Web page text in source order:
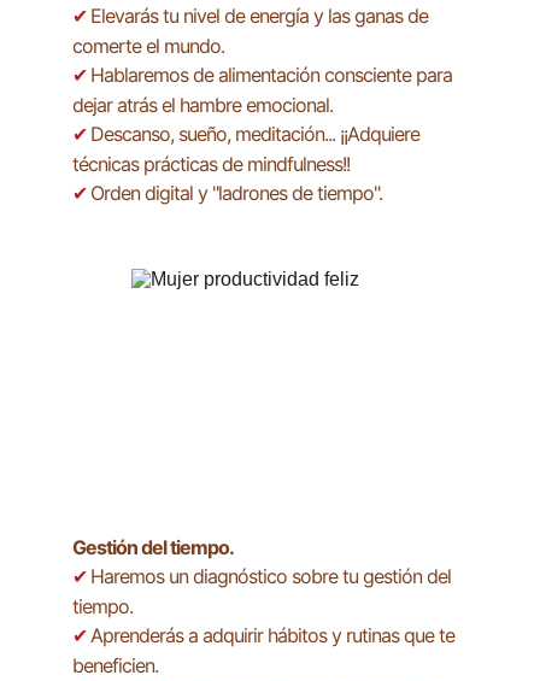
✔ Elevarás tu nivel de energía y las ganas de
comerte el mundo.
✔ Hablaremos de alimentación consciente para
dejar atrás el hambre emocional.
✔ Descanso, sueño, meditación... ¡¡Adquiere
técnicas prácticas de mindfulness!!
✔ Orden digital y "ladrones de tiempo".
Gestión del tiempo.
✔ Haremos un diagnóstico sobre tu gestión del
tiempo.
✔ Aprenderás a adquirir hábitos y rutinas que te
beneficien.